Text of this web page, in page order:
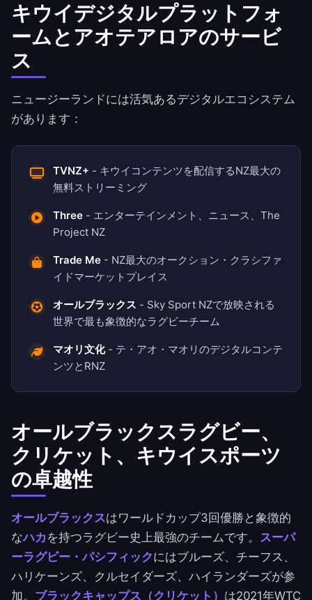
キウイデジタルプラットフォ
ームとアオテアロアのサービ
ス
ニュージーランドには活気あるデジタルエコシステム
があります：
TVNZ+ - キウイコンテンツを配信するNZ最大の
無料ストリーミング
Three - エンターテインメント、ニュース、The
Project NZ
Trade Me - NZ最大のオークション・クラシファ
イドマーケットプレイス
オールブラックス - Sky Sport NZで放映される
世界で最も象徴的なラグビーチーム
マオリ文化- テ・アオ・マオリのデジタルコンテ
ンツとRNZ
オールブラックスラグビー、
クリケット、キウイスポーツ
の卓越性
オールブラックスはワールドカップ3回優勝と象徴的
なハカ を持つラグビー史上最強のチームです。 スーパ
ーラグビー・パシフィックにはブルーズ、チーフス、
ハリケーンズ、クルセイダーズ、ハイランダーズが参
加。 ブラックキャップス（クリケット） は2021年WTC